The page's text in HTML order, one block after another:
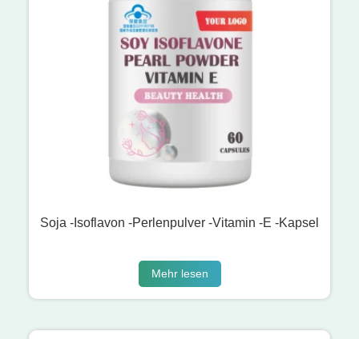
Soja -Isoflavon -Perlenpulver -Vitamin -E -Kapsel
Mehr lesen